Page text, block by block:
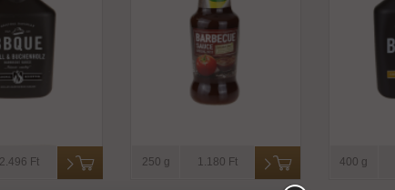
2.496 Ft 250 g 1.180 Ft 400 g